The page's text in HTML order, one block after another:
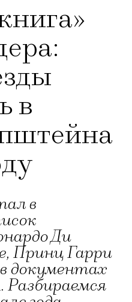
в
в
Ди
Принц Гарри
документах